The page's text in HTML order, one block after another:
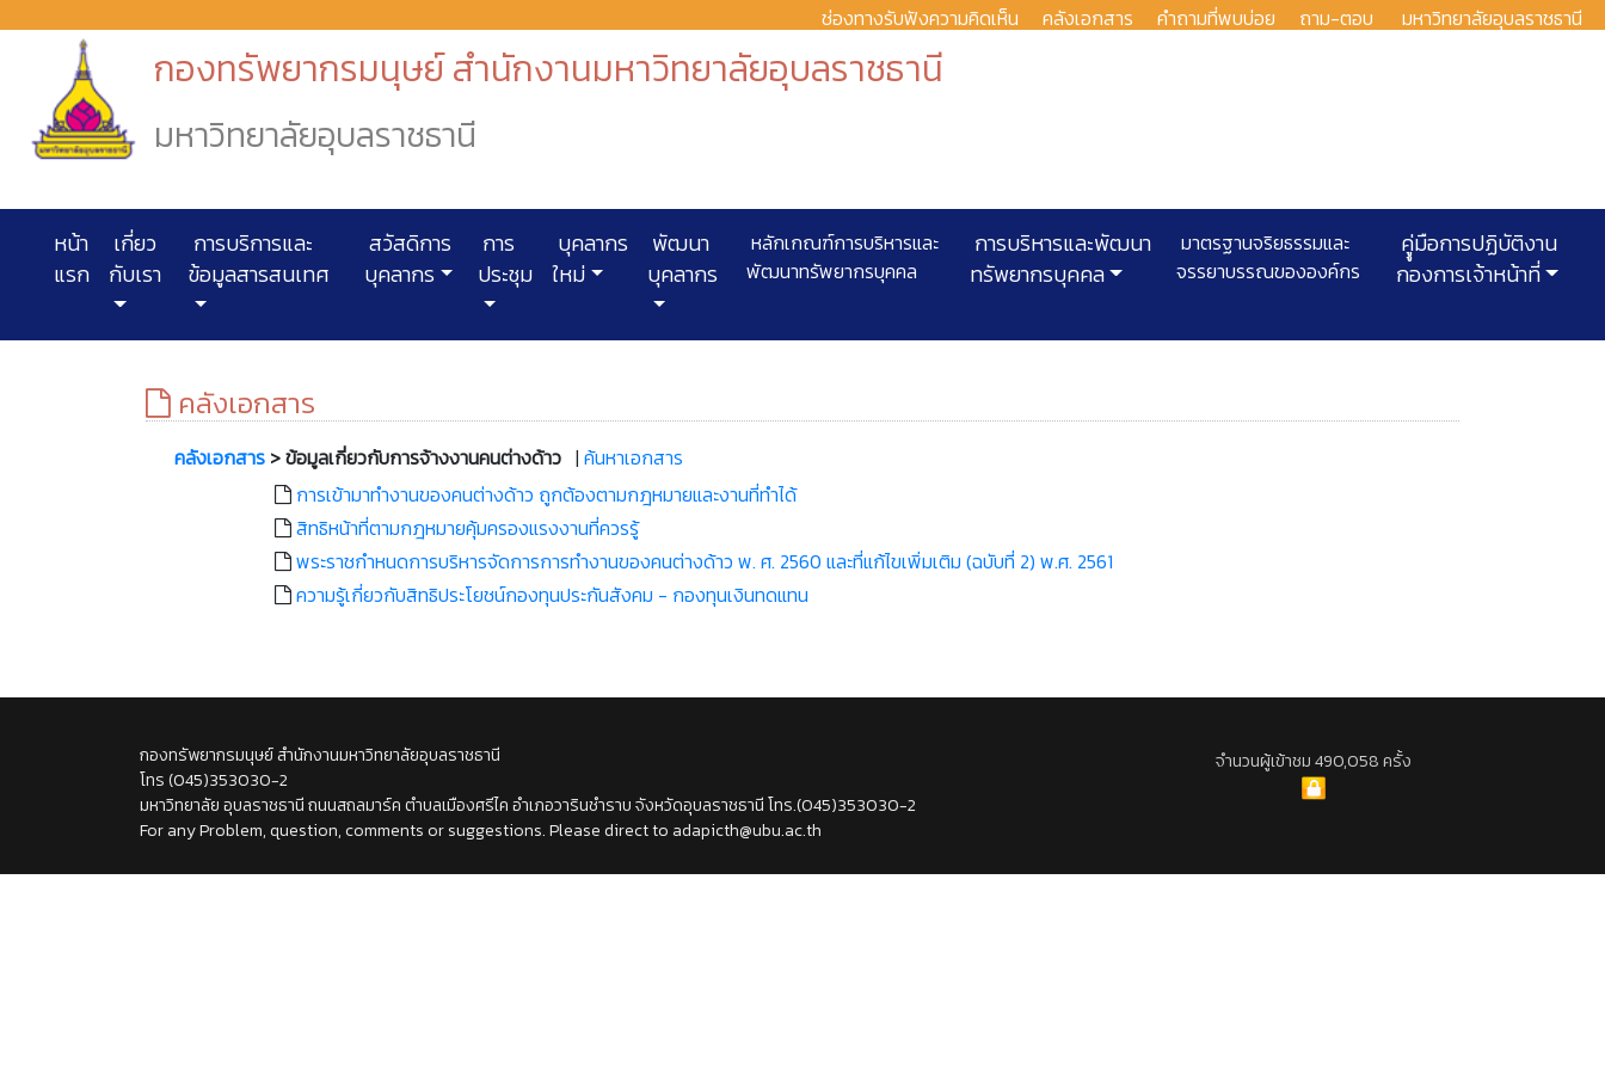
ช่องทางรับฟังความคิดเห็น คลังเอกสาร คำถามที่พบบ่อย ถาม-ตอบ มหาวิทยาลัยอุบลราชธานี
กองทรัพยากรมนุษย์ สำนักงานมหาวิทยาลัยอุบลราชธานี
มหาวิทยาลัยอุบลราชธานี
หน้า
แรก
เกี่ยว
กับเรา
การบริการและ
ข้อมูลสารสนเทศ
สวัสดิการ
บุคลากร
การ
ประชุม
บุคลากร
ใหม่
พัฒนา
บุคลากร
หลักเกณฑ์การบริหารและ
พัฒนาทรัพยากรบุคคล
การบริหารและพัฒนา
ทรัพยากรบุคคล
มาตรฐานจริยธรรมและ
จรรยาบรรณขององค์กร
คูู่มือการปฏิบัติงาน
กองการเจ้าหน้าที่
คลังเอกสาร
คลังเอกสาร > ข้อมูลเกี่ยวกับการจ้างงานคนต่างด้าว | ค้นหาเอกสาร
การเข้ามาทำงานของคนต่างด้าว ถูกต้องตามกฎหมายและงานที่ทำได้
สิทธิหน้าที่ตามกฎหมายคุ้มครองแรงงานที่ควรรู้
พระราชกำหนดการบริหารจัดการการทำงานของคนต่างด้าว พ. ศ. 2560 และที่แก้ไขเพิ่มเติม (ฉบับที่ 2) พ.ศ. 2561
ความรู้เกี่ยวกับสิทธิประโยชน์กองทุนประกันสังคม - กองทุนเงินทดแทน
กองทรัพยากรมนุษย์ สำนักงานมหาวิทยาลัยอุบลราชธานี
โทร (045)353030-2
มหาวิทยาลัย อุบลราชธานี ถนนสถลมาร์ค ตำบลเมืองศรีไค อำเภอวารินชำราบ จังหวัดอุบลราชธานี โทร.(045)353030-2
For any Problem, question, comments or suggestions. Please direct to adapicth@ubu.ac.th
จำนวนผู้เข้าชม 490,058 ครั้ง